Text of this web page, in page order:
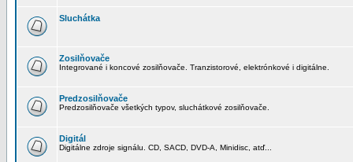
Sluchátka
Zosilňovače
Integrované i koncové zosilňovače. Tranzistorové, elektrónkové i digitálne.
Predzosilňovače
Predzosilňovače všetkých typov, sluchátkové zosilňovače.
Digitál
Digitálne zdroje signálu. CD, SACD, DVD-A, Minidisc, atď...